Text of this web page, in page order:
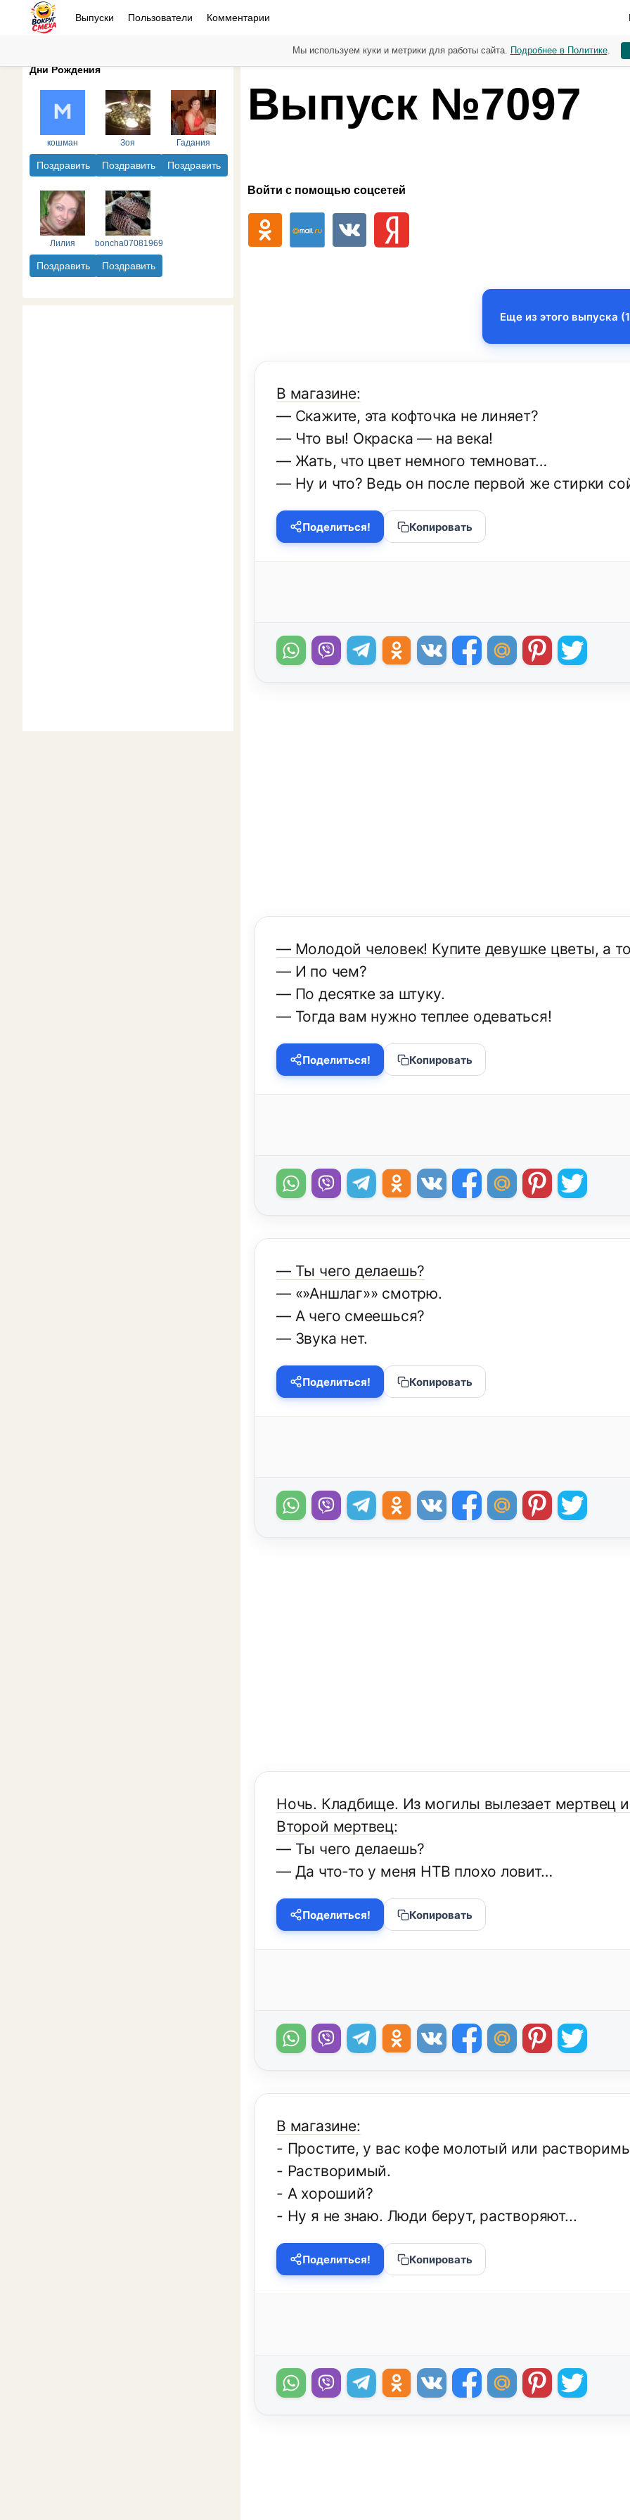
Выпуски Пользователи Комментарии
Дни Рождения
кошман
Поздравить
Зоя
Поздравить
Гадания
Поздравить
Лилия
Поздравить
boncha07081969
Поздравить
Выпуск №7097
Войти с помощью соцсетей
Еще из этого выпуска
В магазине:
— Скажите, эта кофточка не линяет?
— Что вы! Окраска — на века!
— Жать, что цвет немного темноват…
— Ну и что? Ведь он после первой же стирки
Поделиться! Копировать
— Молодой человек! Купите девушке цветы, а
— И по чем?
— По десятке за штуку.
— Тогда вам нужно теплее одеваться!
Поделиться! Копировать
— Ты чего делаешь?
— «»Аншлаг»» смотрю.
— А чего смеешься?
— Звука нет.
Поделиться! Копировать
Ночь. Кладбище. Из могилы вылезает мертвец и
Второй мертвец:
— Ты чего делаешь?
— Да что-то у меня НТВ плохо ловит…
Поделиться! Копировать
В магазине:
- Простите, у вас кофе молотый или
- Растворимый.
- А хороший?
- Ну я не знаю. Люди берут, растворяют...
Поделиться! Копировать
Мы используем куки и метрики для работы сайта. Подробнее в Политике.